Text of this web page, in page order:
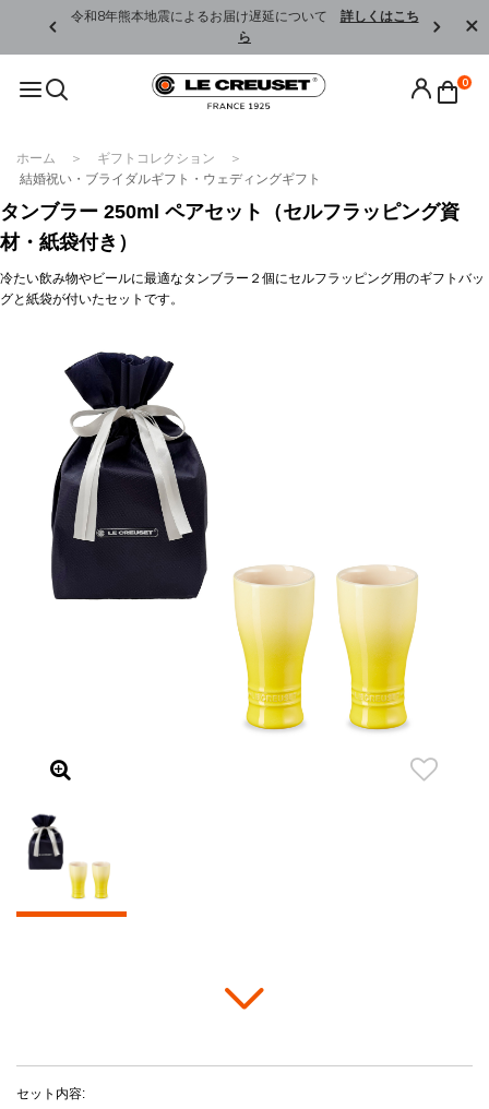
令和8年熊本地震によるお届け遅延について 詳しくはこち
ら
0
ホーム
ギフトコレクション
結婚祝い・ブライダルギフト・ウェディングギフト
タンブラー 250ml ペアセット（セルフラッピング資
材・紙袋付き）
冷たい飲み物やビールに最適なタンブラー２個にセルフラッピング用のギフトバッ
グと紙袋が付いたセットです。
セット内容: